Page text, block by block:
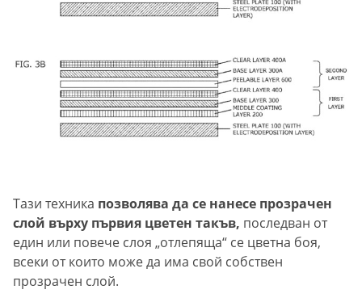
Тази техника позволява да се нанесе прозрачен
слой върху първия цветен такъв, последван от
един или повече слоя „отлепяща“ се цветна боя,
всеки от които може да има свой собствен
прозрачен слой.